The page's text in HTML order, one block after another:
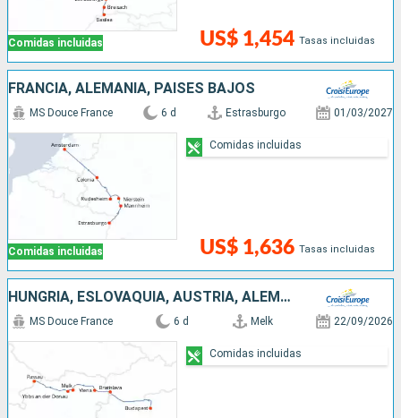
Comidas incluidas US$ 1,454 Tasas incluidas
FRANCIA, ALEMANIA, PAISES BAJOS
Comidas incluidas
MS Douce France 6 d Estrasburgo 01/03/2027
US$ 1,636 Tasas incluidas
Comidas incluidas
HUNGRÍA, ESLOVAQUIA, AUSTRIA, ALEMANIA
MS Douce France 6 d Melk 22/09/2026
Comidas incluidas